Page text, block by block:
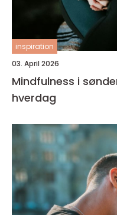
inspiration
03. April 2026
Mindfulness i
hverdag